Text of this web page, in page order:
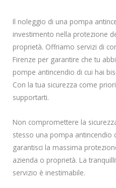
Il noleggio di una pompa
investimento nella protezione
proprietà. Offriamo servizi di
Firenze per garantire che tu
pompe antincendio di cui hai
Con la tua sicurezza come
supportarti.
Non compromettere la
stesso una pompa antincendio
garantisci la massima
azienda o proprietà. La
servizio è inestimabile.